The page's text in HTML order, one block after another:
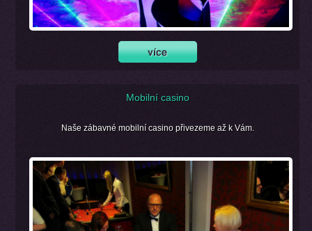
Mobilní casino
Naše zábavné mobilní casino přivezeme až k Vám.